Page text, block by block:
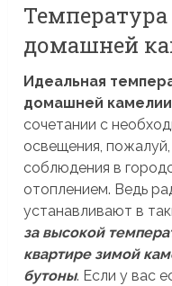
домашней
Идеальная
домашней
сочетании с
освещения,
соблюдения в
отоплением. Ведь
устанавливают в
за высокой
квартире зимой
бутоны. Если у вас